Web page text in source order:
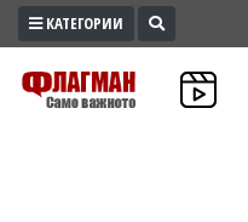
ПРОМО
ЗОНА
КАТЕГОРИИ